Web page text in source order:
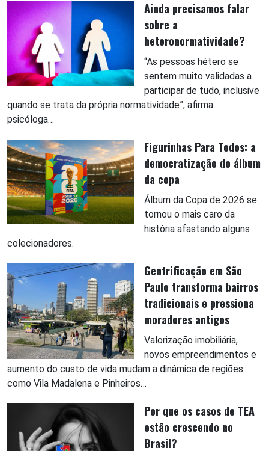
Ainda precisamos falar
sobre a
heteronormatividade?
“As pessoas hétero se
sentem muito validadas a
participar de tudo, inclusive
quando se trata da própria normatividade”, afirma
psicóloga…
Figurinhas Para Todos: a
democratização do álbum
da copa
Álbum da Copa de 2026 se
tornou o mais caro da
história afastando alguns
colecionadores.
Gentrificação em São
Paulo transforma bairros
tradicionais e pressiona
moradores antigos
Valorização imobiliária,
novos empreendimentos e
aumento do custo de vida mudam a dinâmica de regiões
como Vila Madalena e Pinheiros…
Por que os casos de TEA
estão crescendo no
Brasil?